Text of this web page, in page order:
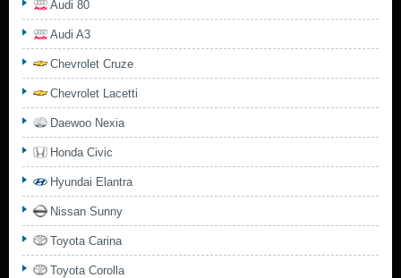
Audi 80
Audi A3
Chevrolet Cruze
Chevrolet Lacetti
Daewoo Nexia
Honda Civic
Hyundai Elantra
Nissan Sunny
Toyota Carina
Toyota Corolla